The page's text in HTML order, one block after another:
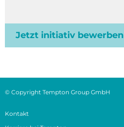
Jetzt initiativ bewerben
© Copyright Tempton Group GmbH
Kontakt